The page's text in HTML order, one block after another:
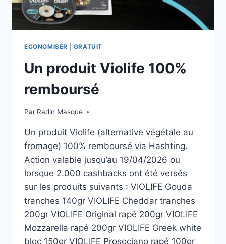
ECONOMISER GRATUIT
Un produit Violife 100%
remboursé
Par Radin Masqué
Un produit Violife (alternative végétale au
fromage) 100% remboursé via Hashting.
Action valable jusqu’au 19/04/2026 ou
lorsque 2.000 cashbacks ont été versés
sur les produits suivants : VIOLIFE Gouda
tranches 140gr VIOLIFE Cheddar tranches
200gr VIOLIFE Original rapé 200gr VIOLIFE
Mozzarella rapé 200gr VIOLIFE Greek white
bloc 150gr VIOLIFE Prosociano rapé 100gr